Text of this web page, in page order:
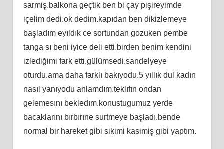
sarmiş.balkona geçtik ben bi çay pişireyimde
içelim dedi.ok dedim.kapıdan ben dikizlemeye
başladım eyıldık ce sortundan gozuken pembe
tanga sı beni iyice deli etti.birden benim kendini
izlediğimi fark etti.gülümsedi.sandelyeye
oturdu.ama daha farklı bakıyodu.5 yıllık dul kadın
nasıl yanıyodu anlamdım.teklıfın ondan
gelemesını bekledım.konustugumuz yerde
bacaklarını bırbırıne surtmeye başladı.bende
normal bir hareket gibi sikimi kasimiş gibi yaptım.